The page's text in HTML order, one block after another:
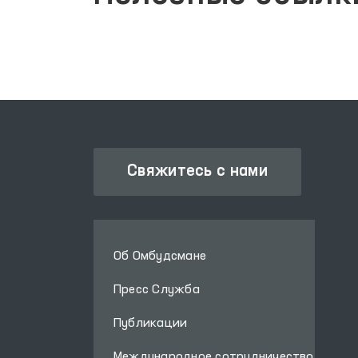
Свяжитесь с нами
Об Омбудсмане
Пресс Служба
Публикации